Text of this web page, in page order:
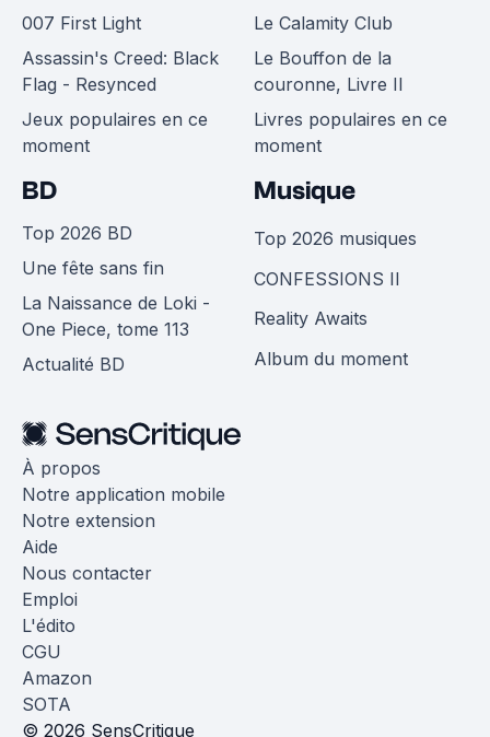
007 First Light
Assassin's Creed: Black
Flag - Resynced
Jeux populaires en ce
moment
Le Calamity Club
Le Bouffon de la
couronne, Livre II
Livres populaires en ce
moment
BD
Top 2026 BD
Une fête sans fin
La Naissance de Loki -
One Piece, tome 113
Actualité BD
Musique
Top 2026 musiques
CONFESSIONS II
Reality Awaits
Album du moment
À propos
Notre application mobile
Notre extension
Aide
Nous contacter
Emploi
L'édito
CGU
Amazon
SOTA
© 2026 SensCritique